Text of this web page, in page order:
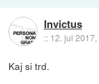
Invictus
:: 12. jul
Kaj si trd.